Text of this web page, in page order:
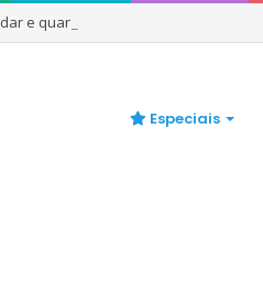
e quando se preocupar
Especiais